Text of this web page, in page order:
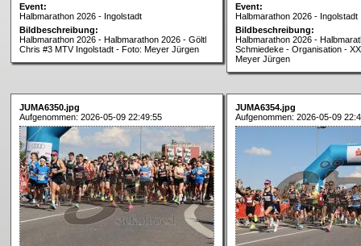
Event:
Halbmarathon 2026 - Ingolstadt
Bildbeschreibung:
Halbmarathon 2026 - Halbmarathon 2026 - Göltl
Chris #3 MTV Ingolstadt - Foto: Meyer Jürgen
Event:
Halbmarathon 2026 - Ingolstadt
Bildbeschreibung:
Halbmarathon 2026 -
Schmiedeke - Organisation -
Meyer Jürgen
JUMA6350.jpg
Aufgenommen: 2026-05-09 22:49:55
JUMA6354.jpg
Aufgenommen: 2026-05-09